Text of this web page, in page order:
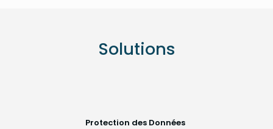
Solutions
Protection des Données